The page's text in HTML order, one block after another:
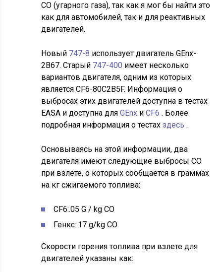
CO (угарного газа), так как я мог бы найти это
как для автомобилей, так и для реактивных
двигателей.
Новый 747-8 использует двигатель GEnx-
2B67. Старый 747-400 имеет несколько
вариантов двигателя, одним из которых
является CF6-80C2B5F. Информация о
выбросах этих двигателей доступна в тестах
EASA и доступна дляGEnx иCF6. Более
подробная информация о тестахздесь.
Основываясь на этой информации, два
двигателя имеют следующие выбросы CO
при взлете, о которых сообщается в граммах
на кг сжигаемого топлива:
CF6:.05 G / kg CO
Генкс:.17 g/kg CO
Скорости горения топлива при взлете для
двигателей указаны как: